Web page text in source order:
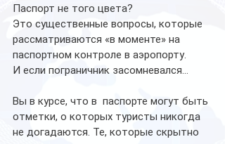
Паспорт не того цвета?
Это существенные вопросы, которые
рассматриваются «в моменте» на
паспортном контроле в аэропорту.
И если пограничник засомневался…
Вы в курсе, что в  паспорте могут быть
отметки, о которых туристы никогда
не догадаются. Те, которые скрытно